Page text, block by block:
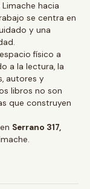
hacia
se centra en
y una
físico a
a la lectura, la
autores y
libros no son
que construyen
Serrano 317,